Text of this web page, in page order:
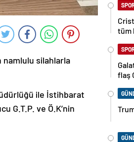
namlulu silahlarla
ile İstihbarat
G.T.P. ve Ö.K’nin
tüm
flaş